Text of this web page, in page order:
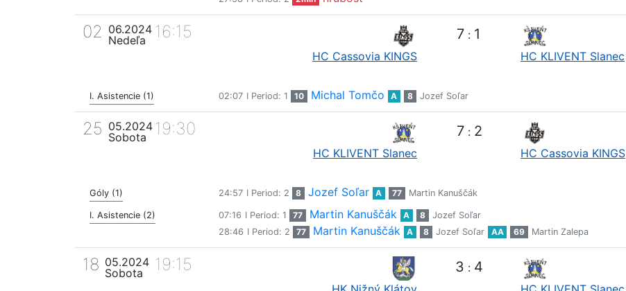
02 06.2024
Nedeľa
16:15
HC Cassovia KINGS
7 : 1
HC KLIVENT Slanec
I. Asistencie (1) 02:07 I Period: 1 10 Michal Tomčo A 8 Jozef Soľar
25 05.2024
Sobota
19:30
HC KLIVENT Slanec
7 : 2
HC Cassovia KINGS
Góly (1) 24:57 I Period: 2 8 Jozef Soľar A 77 Martin Kanuščák
I. Asistencie (2) 07:16 I Period: 1 77 Martin Kanuščák A 8
Jozef Soľar
28:46 I Period: 2 77 Martin Kanuščák A 8 Jozef Soľar AA 69 Martin Zalepa
18 05.2024
Sobota
19:15 3 : 4